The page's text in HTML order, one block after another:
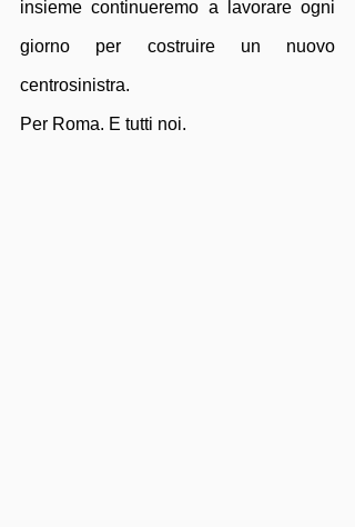
insieme continueremo a lavorare ogni
giorno per costruire un nuovo
centrosinistra.
Per Roma. E tutti noi.